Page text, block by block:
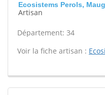
Ecosistems Perols,
Artisan
Département: 34
Voir la fiche artisan :